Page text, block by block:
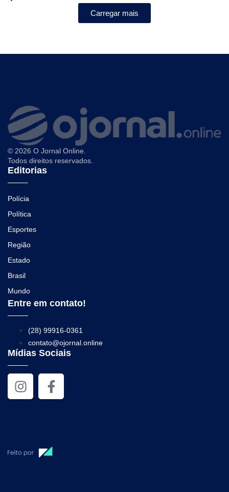
Carregar mais
© 2026 O Jornal Online.
Todos direitos reservados.
Editorias
Polícia
Política
Esportes
Região
Estado
Brasil
Mundo
Entre em contato!
(28) 99916-0361
contato@ojornal.online
Mídias Sociais